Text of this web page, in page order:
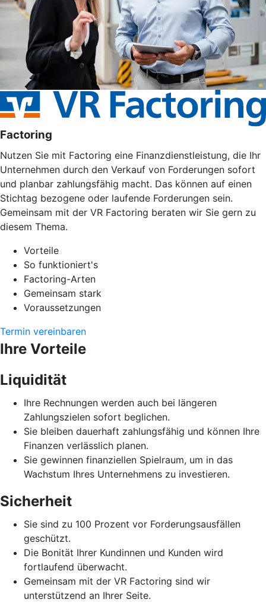
Factoring
Nutzen Sie mit Factoring eine Finanzdienstleistung, die Ihr
Unternehmen durch den Verkauf von Forderungen sofort
und planbar zahlungsfähig macht. Das können auf einen
Stichtag bezogene oder laufende Forderungen sein.
Gemeinsam mit der VR Factoring beraten wir Sie gern zu
diesem Thema.
Vorteile
So funktioniert's
Factoring-Arten
Gemeinsam stark
Voraussetzungen
Termin vereinbaren
Ihre Vorteile
Liquidität
Ihre Rechnungen werden auch bei längeren
Zahlungszielen sofort beglichen.
Sie bleiben dauerhaft zahlungsfähig und können Ihre
Finanzen verlässlich planen.
Sie gewinnen finanziellen Spielraum, um in das
Wachstum Ihres Unternehmens zu investieren.
Sicherheit
Sie sind zu 100 Prozent vor Forderungsausfällen
geschützt.
Die Bonität Ihrer Kundinnen und Kunden wird
fortlaufend überwacht.
Gemeinsam mit der VR Factoring sind wir
unterstützend an Ihrer Seite.